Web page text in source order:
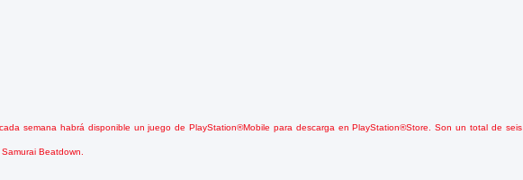
semana habrá disponible un juego de PlayStation®Mobile para descarga en PlayStation®Store.Son un total de seis
Beatdown.